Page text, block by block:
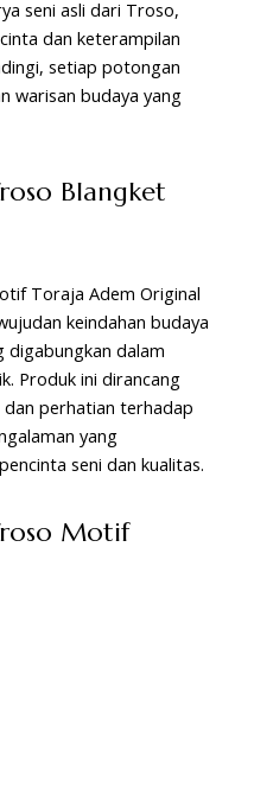
Blangket
Motif